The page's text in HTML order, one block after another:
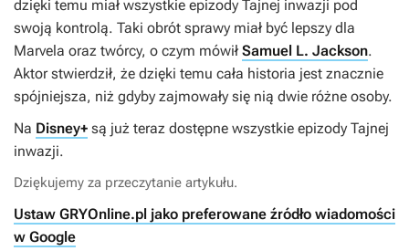
dzięki temu miał wszystkie epizody Tajnej inwazji pod
swoją kontrolą. Taki obrót sprawy miał być lepszy dla
Marvela oraz twórcy, o czym mówił Samuel L. Jackson.
Aktor stwierdził, że dzięki temu cała historia jest znacznie
spójniejsza, niż gdyby zajmowały się nią dwie różne osoby.
Na Disney+ są już teraz dostępne wszystkie epizody Tajnej
inwazji.
Dziękujemy za przeczytanie artykułu.
Ustaw GRYOnline.pl jako preferowane źródło wiadomości
w Google